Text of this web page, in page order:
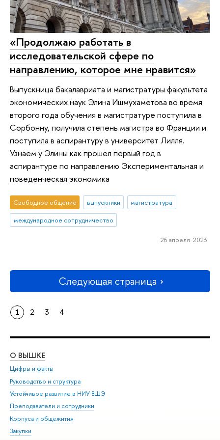
«Продолжаю работать в
исследовательской сфере по
направлению, которое мне нравится»
Выпускница бакалавриата и магистратуры факультета
экономических наук Элина Ишмухаметова во время
второго года обучения в магистратуре поступила в
Сорбонну, получила степень магистра во Франции и
поступила в аспирантуру в университет Лилля.
Узнаем у Элины как прошел первый год в
аспирантуре по направлению Экспериментальная и
поведенческая экономика
Свободное общение выпускники
магистратура
международное сотрудничество
26 апреля 2023
Следующая страница
1 2 3 4
О ВЫШКЕ
Цифры и факты
Руководство и структура
Устойчивое развитие в НИУ ВШЭ
Преподаватели и сотрудники
Корпуса и общежития
Закупки